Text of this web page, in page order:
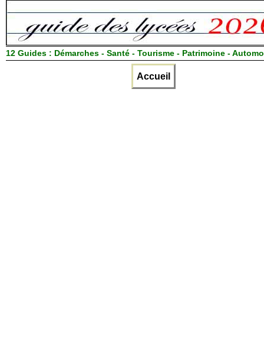
12 Guides : Démarches - Santé - Tourisme - Patrimoine -
Accueil